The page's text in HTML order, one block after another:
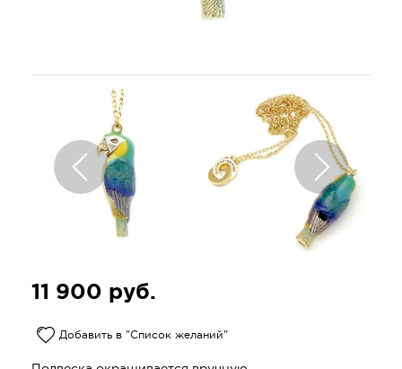
11 900 руб.
Добавить в "Список желаний"